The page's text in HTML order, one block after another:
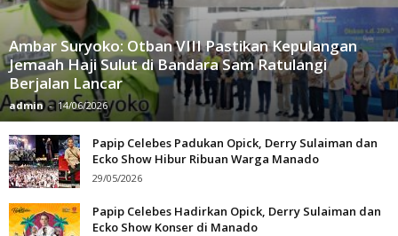
Ambar Suryoko: Otban VIII Pastikan Kepulangan
Jemaah Haji Sulut di Bandara Sam Ratulangi
Berjalan Lancar
admin - 14/06/2026
Papip Celebes Padukan Opick, Derry Sulaiman dan
Ecko Show Hibur Ribuan Warga Manado
29/05/2026
Papip Celebes Hadirkan Opick, Derry Sulaiman dan
Ecko Show Konser di Manado